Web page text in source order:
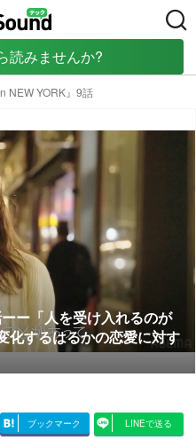
TECH
NEW YORK』9話
ー「人を受け入れるのが
化するはるかの恋愛に対す
ブックマーク LINEで送る
読みませんか?